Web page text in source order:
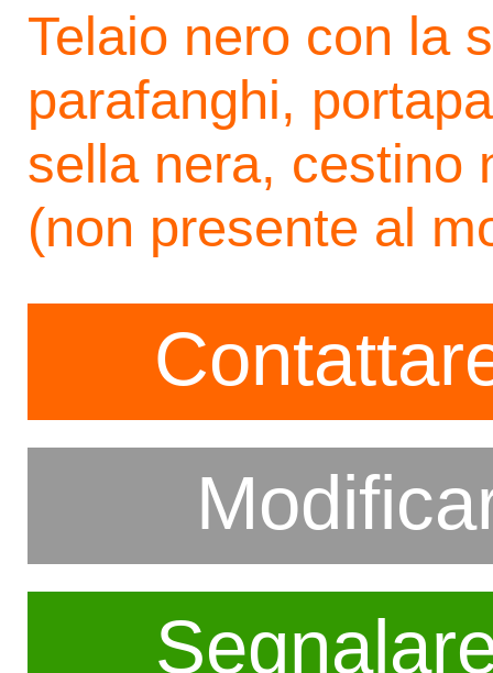
Telaio nero con la
parafanghi,
sella nera, cestino
(non presente al